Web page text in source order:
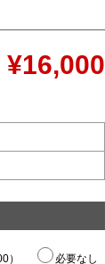
¥16,000
） 必要なし